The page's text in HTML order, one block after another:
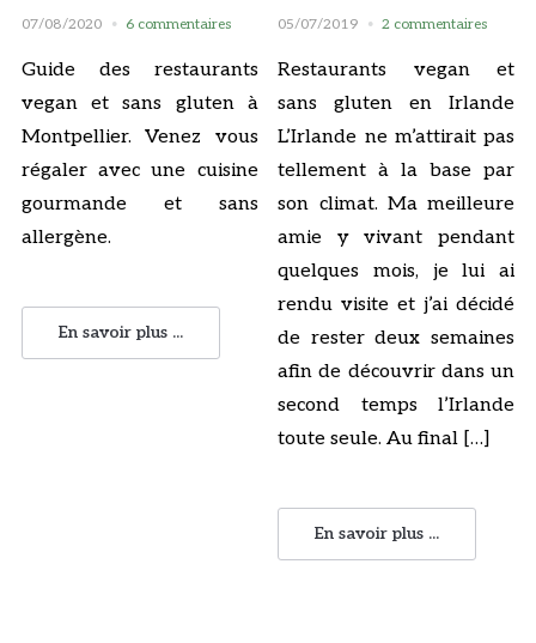
07/08/2020 6 commentaires
Guide des restaurants
vegan et sans gluten à
Montpellier. Venez vous
régaler avec une cuisine
gourmande et sans
allergène.
En savoir plus ...
05/07/2019 2 commentaires
Restaurants vegan et
sans gluten en Irlande
L’Irlande ne m’attirait pas
tellement à la base par
son climat. Ma meilleure
amie y vivant pendant
quelques mois, je lui ai
rendu visite et j’ai décidé
de rester deux semaines
afin de découvrir dans un
second temps l’Irlande
toute seule. Au final […]
En savoir plus ...